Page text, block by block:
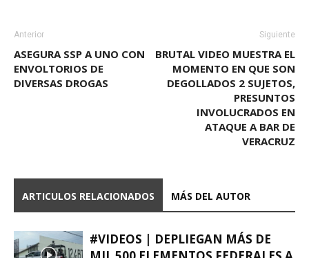
Anterior
ASEGURA SSP A UNO CON
ENVOLTORIOS DE
DIVERSAS DROGAS
Siguiente
BRUTAL VIDEO MUESTRA EL
MOMENTO EN QUE SON
DEGOLLADOS 2 SUJETOS,
PRESUNTOS
INVOLUCRADOS EN
ATAQUE A BAR DE
VERACRUZ
ARTICULOS RELACIONADOS MÁS DEL AUTOR
#VIDEOS | DEPLIEGAN MÁS DE